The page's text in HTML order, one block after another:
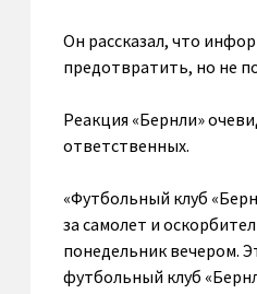
Он рассказал, что
предотвратить, но не
Реакция «Бернли»
ответственных.
«Футбольный клуб
за самолет и
понедельник вечером.
футбольный клуб